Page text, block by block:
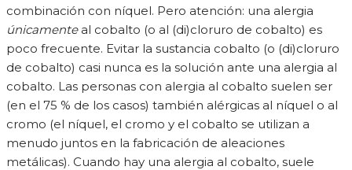
combinación con níquel. Pero atención: una alergia
únicamenteal cobalto (o al (di)cloruro de cobalto) es
poco frecuente. Evitar la sustancia cobalto (o (di)cloruro
de cobalto) casi nunca es la solución ante una alergia al
cobalto. Las personas con alergia al cobalto suelen ser
(en el 75 % de los casos) también alérgicas al níquel o al
cromo (el níquel, el cromo y el cobalto se utilizan a
menudo juntos en la fabricación de aleaciones
metálicas). Cuando hay una alergia al cobalto, suele